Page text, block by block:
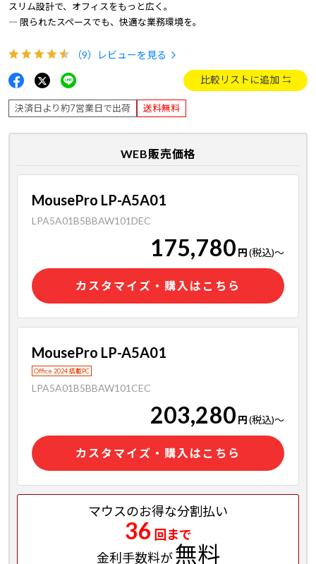
スリム設計で、オフィスをもっと広く。
― 限られたスペースでも、快適な業務環境を。
（9） レビューを見る
比較リストに追加
決済日より約7営業日で出荷 送料無料
WEB販売価格
MousePro LP-A5A01
LPA5A01B5BBAW101DEC
175,780 円(税込)～
カスタマイズ・購入はこちら
MousePro LP-A5A01
Office 2024 搭載PC
LPA5A01B5BBAW101CEC
203,280 円(税込)～
カスタマイズ・購入はこちら
マウスのお得な分割払い
36 回まで
金利手数料が無料